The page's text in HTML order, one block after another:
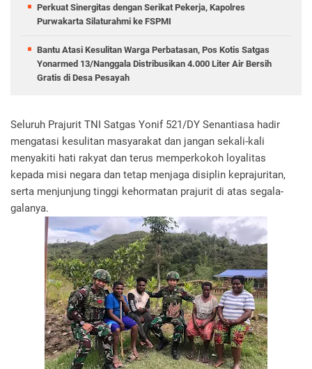
Perkuat Sinergitas dengan Serikat Pekerja, Kapolres
Purwakarta Silaturahmi ke FSPMI
Bantu Atasi Kesulitan Warga Perbatasan, Pos Kotis Satgas
Yonarmed 13/Nanggala Distribusikan 4.000 Liter Air Bersih
Gratis di Desa Pesayah
Seluruh Prajurit TNI Satgas Yonif 521/DY Senantiasa hadir
mengatasi kesulitan masyarakat dan jangan sekali-kali
menyakiti hati rakyat dan terus memperkokoh loyalitas
kepada misi negara dan tetap menjaga disiplin keprajuritan,
serta menjunjung tinggi kehormatan prajurit di atas segala-
galanya.